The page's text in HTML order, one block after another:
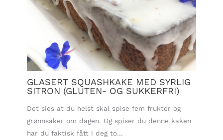
GLASERT SQUASHKAKE MED SYRLIG
SITRON (GLUTEN- OG SUKKERFRI)
Det sies at du helst skal spise fem frukter og
grønnsaker om dagen. Og spiser du denne kaken
har du faktisk fått i deg to…